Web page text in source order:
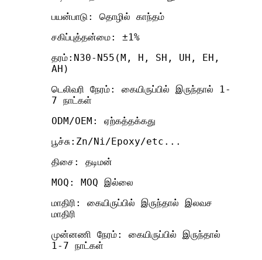
பயன்பாடு: தொழில் காந்தம்
சகிப்புத்தன்மை: ±1%
தரம்:N30-N55(M, H, SH, UH, EH,
AH)
டெலிவரி நேரம்: கையிருப்பில் இருந்தால் 1-
7 நாட்கள்
ODM/OEM: ஏற்கத்தக்கது
பூச்சு:Zn/Ni/Epoxy/etc...
திசை: தடிமன்
MOQ: MOQ இல்லை
மாதிரி: கையிருப்பில் இருந்தால் இலவச
மாதிரி
முன்னணி நேரம்: கையிருப்பில் இருந்தால்
1-7 நாட்கள்